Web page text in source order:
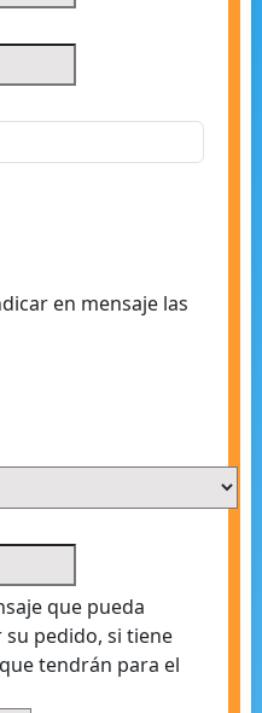
en mensaje las
que pueda
pedido, si tiene
tendrán para el